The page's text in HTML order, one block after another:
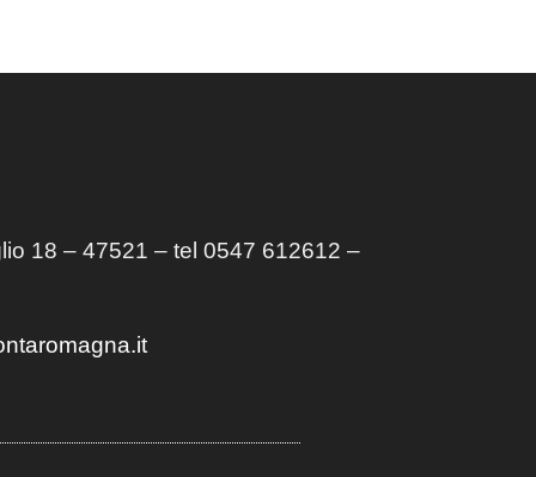
18 – 47521 – tel 0547 612612 –